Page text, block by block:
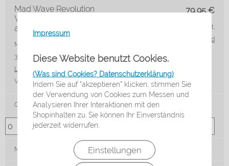
Impressum
Diese Website benutzt Cookies.
(Was sind Cookies? Datenschutzerklärung)
Indem Sie auf "akzeptieren" klicken, stimmen Sie
der Verwendung von Cookies zum Messen und
Analysieren Ihrer Interaktionen mit den
Shopinhalten zu. Sie können Ihr Einverständnis
jederzeit widerrufen.
Einstellungen
79,95€
Mad Wave Revolution
Wettkampfhose S5 - crazy
azure
Marke: Mad Wave
3 S5W-XS
Lieferzeit*: 3-5 Werktage
VE:
Stck
inkl. 19% MwSt.
zzgl. Versand
Größe
Menge: